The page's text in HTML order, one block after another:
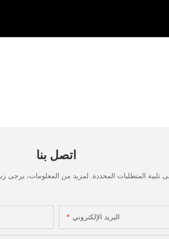
اتصل بنا
البريد الإلكتروني